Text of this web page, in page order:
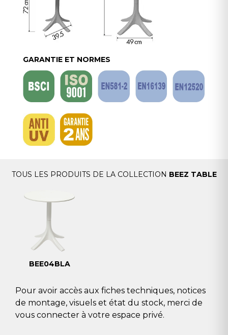
GARANTIE ET NORMES
TOUS LES PRODUITS DE LA COLLECTION BEEZ TABLE
BEE04BLA
Pour avoir accès aux fiches techniques, notices
de montage, visuels et état du stock, merci de
vous connecter à votre espace privé.